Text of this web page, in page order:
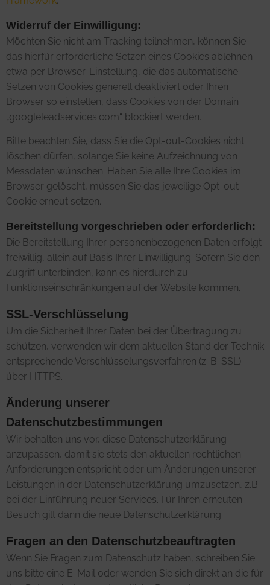
Widerruf der Einwilligung:
Möchten Sie nicht am Tracking teilnehmen, können Sie
das hierfür erforderliche Setzen eines Cookies ablehnen –
etwa per Browser-Einstellung, die das automatische
Setzen von Cookies generell deaktiviert oder Ihren
Browser so einstellen, dass Cookies von der Domain
„googleleadservices.com“ blockiert werden.
Bitte beachten Sie, dass Sie die Opt-out-Cookies nicht
löschen dürfen, solange Sie keine Aufzeichnung von
Messdaten wünschen. Haben Sie alle Ihre Cookies im
Browser gelöscht, müssen Sie das jeweilige Opt-out
Cookie erneut setzen.
Bereitstellung vorgeschrieben oder erforderlich:
Die Bereitstellung Ihrer personenbezogenen Daten erfolgt
freiwillig, allein auf Basis Ihrer Einwilligung. Sofern Sie den
Zugriff unterbinden, kann es hierdurch zu
Funktionseinschränkungen auf der Website kommen.
SSL-Verschlüsselung
Um die Sicherheit Ihrer Daten bei der Übertragung zu
schützen, verwenden wir dem aktuellen Stand der Technik
entsprechende Verschlüsselungsverfahren (z. B. SSL)
über HTTPS.
Änderung unserer
Datenschutzbestimmungen
Wir behalten uns vor, diese Datenschutzerklärung
anzupassen, damit sie stets den aktuellen rechtlichen
Anforderungen entspricht oder um Änderungen unserer
Leistungen in der Datenschutzerklärung umzusetzen, z.B.
bei der Einführung neuer Services. Für Ihren erneuten
Besuch gilt dann die neue Datenschutzerklärung.
Fragen an den Datenschutzbeauftragten
Wenn Sie Fragen zum Datenschutz haben, schreiben Sie
uns bitte eine E-Mail oder wenden Sie sich direkt an die für